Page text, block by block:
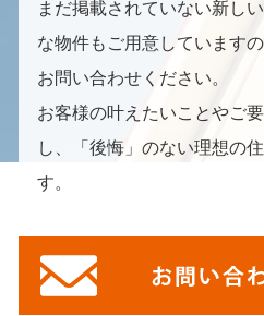
まだ掲載されていない新し
な物件もご用意しています
お問い合わせください。
お客様の叶えたいことやご
し、「後悔」のない理想の
す。